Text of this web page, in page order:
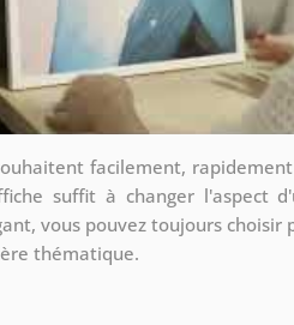
facilement,
suffit à changer l'aspect
vous pouvez toujours choisir
thématique.